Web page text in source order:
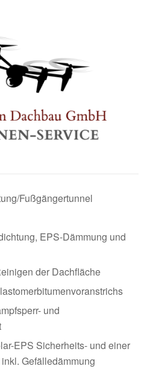
Fußgängertunnel
EPS-Dämmung und
der Dachfläche
und
EPS Sicherheits- und einer
Gefälledämmung